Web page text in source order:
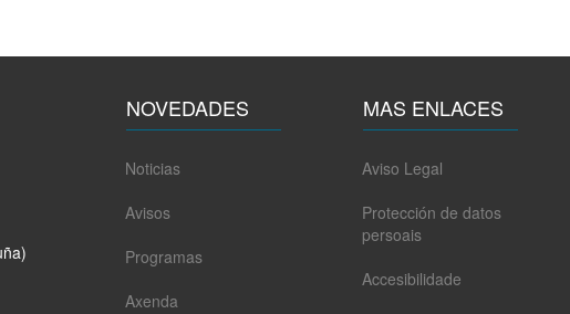
NOVEDADES
Noticias
Avisos
Programas
Axenda
MAS ENLACES
Aviso Legal
Protección de datos
persoais
Accesibilidade